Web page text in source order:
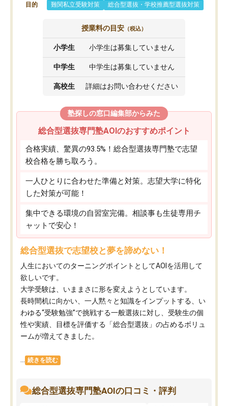
目的 難関私立受験対策 総合型選抜・学校推薦型選抜対策
授業料の目安 （税込）
小学生 小学生は募集していません
中学生 中学生は募集していません
高校生 詳細はお問い合わせください
塾探しの窓口編集部からみた
総合型選抜専門塾AOIのおすすめポイント
合格実績、驚異の93.5%！総合型選抜専門塾で志望
校合格を勝ち取ろう。
一人ひとりに合わせた準備と対策。志望大学に特化
した対策が可能！
集中できる環境の自習室完備。相談事も生徒専用チ
ャットで安心！
総合型選抜で志望校と夢を諦めない！
人生においてのターニングポイントとしてAOIを活用して
欲しいです。
大学受験は、いままさに形を変えようとしています。
長時間机に向かい、一人黙々と知識をインプットする、い
わゆる“受験勉強”で挑戦する一般選抜に対し、受験生の個
性や実績、目標を評価する「総合型選抜」の占めるボリュ
ームが増えてきました。
続きを読む
総合型選抜専門塾AOIの口コミ・評判